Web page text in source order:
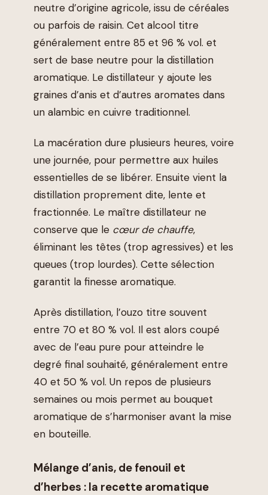
neutre d’origine agricole, issu de céréales
ou parfois de raisin. Cet alcool titre
généralement entre 85 et 96 % vol. et
sert de base neutre pour la distillation
aromatique. Le distillateur y ajoute les
graines d’anis et d’autres aromates dans
un alambic en cuivre traditionnel.
La macération dure plusieurs heures, voire
une journée, pour permettre aux huiles
essentielles de se libérer. Ensuite vient la
distillation proprement dite, lente et
fractionnée. Le maître distillateur ne
conserve que le cœur de chauffe,
éliminant les têtes (trop agressives) et les
queues (trop lourdes). Cette sélection
garantit la finesse aromatique.
Après distillation, l’ouzo titre souvent
entre 70 et 80 % vol. Il est alors coupé
avec de l’eau pure pour atteindre le
degré final souhaité, généralement entre
40 et 50 % vol. Un repos de plusieurs
semaines ou mois permet au bouquet
aromatique de s’harmoniser avant la mise
en bouteille.
Mélange d’anis, de fenouil et
d’herbes : la recette aromatique